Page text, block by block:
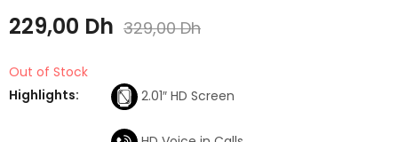
229,00 Dh 329,00Dh
Out of Stock
Highlights:
2.01″ HD Screen